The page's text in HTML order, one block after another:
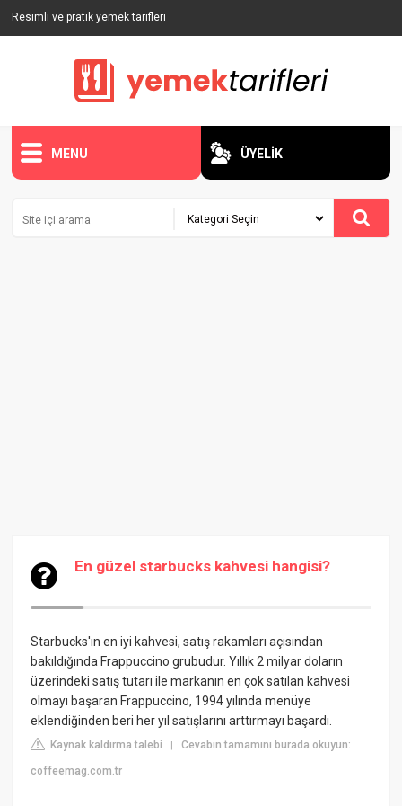
Resimli ve pratik yemek tarifleri
MENU ÜYELİK
En güzel starbucks kahvesi hangisi?
Starbucks'ın en iyi kahvesi, satış rakamları açısından
bakıldığında Frappuccino grubudur. Yıllık 2 milyar doların
üzerindeki satış tutarı ile markanın en çok satılan kahvesi
olmayı başaran Frappuccino, 1994 yılında menüye
eklendiğinden beri her yıl satışlarını arttırmayı başardı.
Kaynak kaldırma talebi |Cevabın tamamını burada okuyun:
coffeemag.com.tr